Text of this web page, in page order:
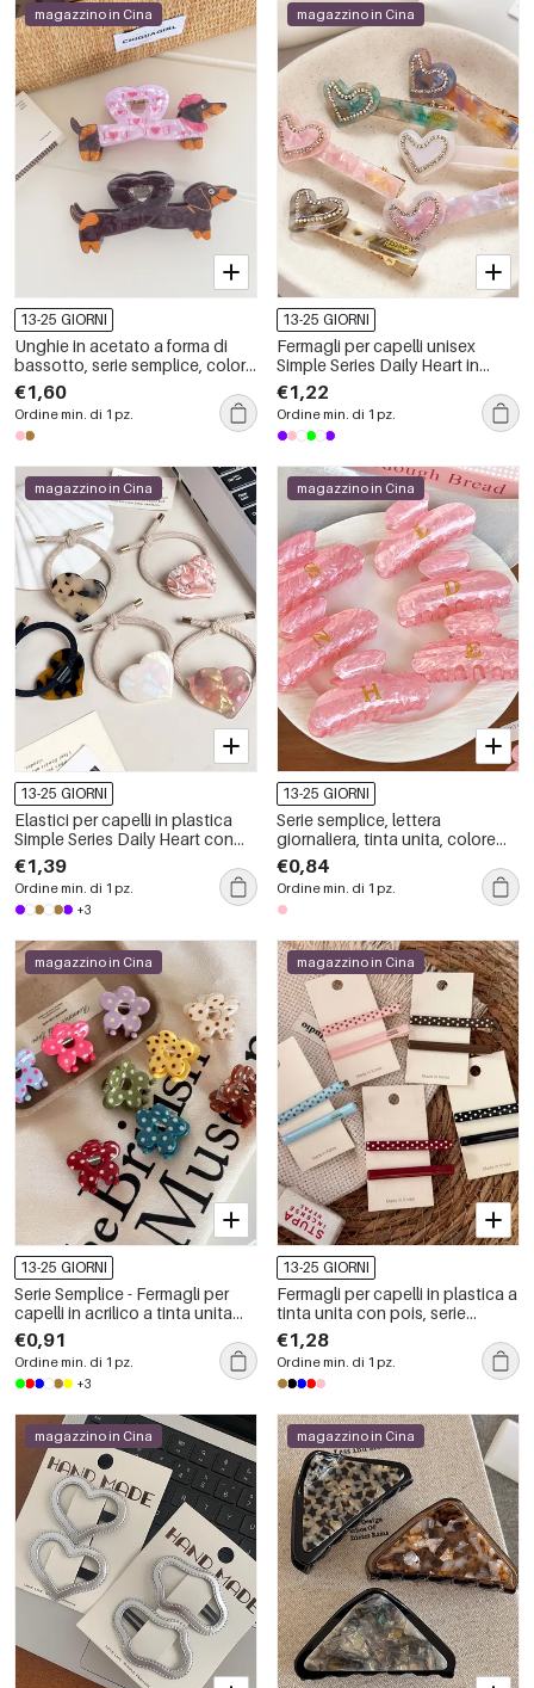
magazzino in Cina
13-25 GIORNI
Unghie in acetato a forma di
bassotto, serie semplice, colori
misti e carini
€1,60
Ordine min. di 1 pz.
magazzino in Cina
13-25 GIORNI
Fermagli per capelli unisex
Simple Series Daily Heart in
acetato con sfumatura di colore
e strass.
€1,22
Ordine min. di 1 pz.
magazzino in Cina
13-25 GIORNI
Elastici per capelli in plastica
Simple Series Daily Heart con
sfumature di colore miste.
€1,39
Ordine min. di 1 pz.
+3
magazzino in Cina
13-25 GIORNI
Serie semplice, lettera
giornaliera, tinta unita, colore
sfumato, unghie finte in acrilico
unisex
€0,84
Ordine min. di 1 pz.
magazzino in Cina
13-25 GIORNI
Serie Semplice - Fermagli per
capelli in acrilico a tinta unita
con pois - Fiore quotidiano
€0,91
Ordine min. di 1 pz.
+3
magazzino in Cina
13-25 GIORNI
Fermagli per capelli in plastica a
tinta unita con pois, serie
Simple, per tutti i giorni.
€1,28
Ordine min. di 1 pz.
magazzino in Cina magazzino in Cina